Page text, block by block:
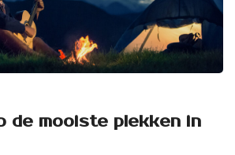
de mooiste plekken in